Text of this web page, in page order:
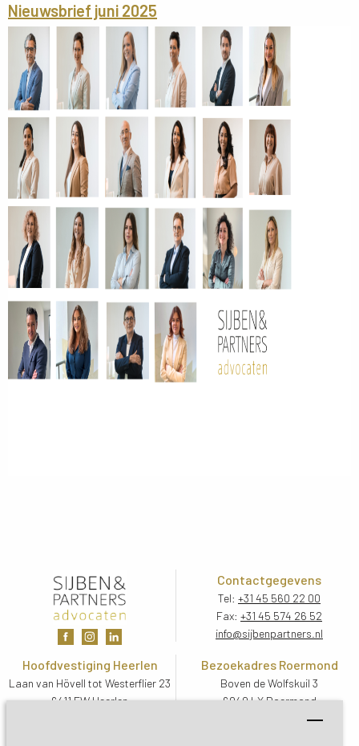
Nieuwsbrief juni 2025
Contactgegevens
Tel: +31 45 560 22 00
Fax: +31 45 574 26 52
info@sijbenpartners.nl
Hoofdvestiging Heerlen
Laan van Hövell tot Westerflier 23
6411 EW Heerlen
Bezoekadres Roermond
Boven de Wolfskuil 3
6049 LX Roermond
Routebeschrijving